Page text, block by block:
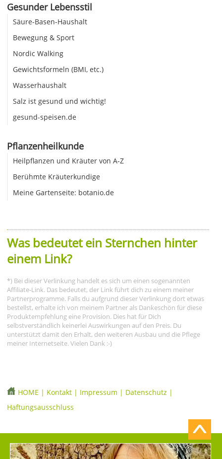
Gesunder Lebensstil
Säure-Basen-Haushalt
Bewegung & Sport
Nordic Walking
Gewichtsformeln (BMI, etc.)
Wasserhaushalt
Salz ist gesund und wichtig!
gesund-speisen.de
Pflanzenheilkunde
Heilpflanzen und Kräuter von A-Z
Berühmte Kräuterkundige
Meine Gartenseite: botanio.de
Was bedeutet ein Sternchen hinter
einem Link?
*) Bei dieser Verlinkung handelt es sich um einen sogenannten
Affiliate-Link. Das bedeutet, der Link führt dich zu einem meiner
Partnerprogramme. Falls du aufgrund dieser Verlinkung dort etwas
bestellst, erhalte ich von meinem Partner als Dankeschön für diese
Produktempfehlung eine Provision. Dies hat für Dich
selbstverständlich keinerlei Auswirkungen auf den Preis. Du
unterstützt damit den Erhalt, den weiteren Ausbau und die Pflege
meiner Internetseite. Vielen Dank :-)
HOME | Kontakt | Impressum | Datenschutz |
Haftungsausschluss